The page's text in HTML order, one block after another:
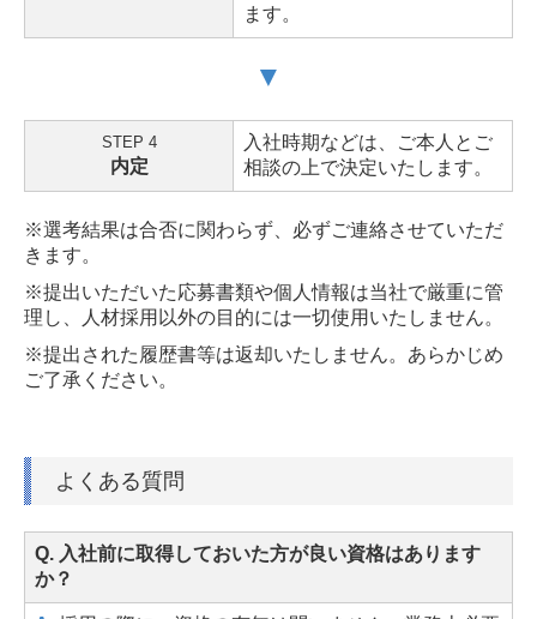
ます。
▼
STEP 4
内定
入社時期などは、ご本人とご
相談の上で決定いたします。
※選考結果は合否に関わらず、必ずご連絡させていただ
きます。
※提出いただいた応募書類や個人情報は当社で厳重に管
理し、人材採用以外の目的には一切使用いたしません。
※提出された履歴書等は返却いたしません。あらかじめ
ご了承ください。
よくある質問
Q. 入社前に取得しておいた方が良い資格はあります
か？